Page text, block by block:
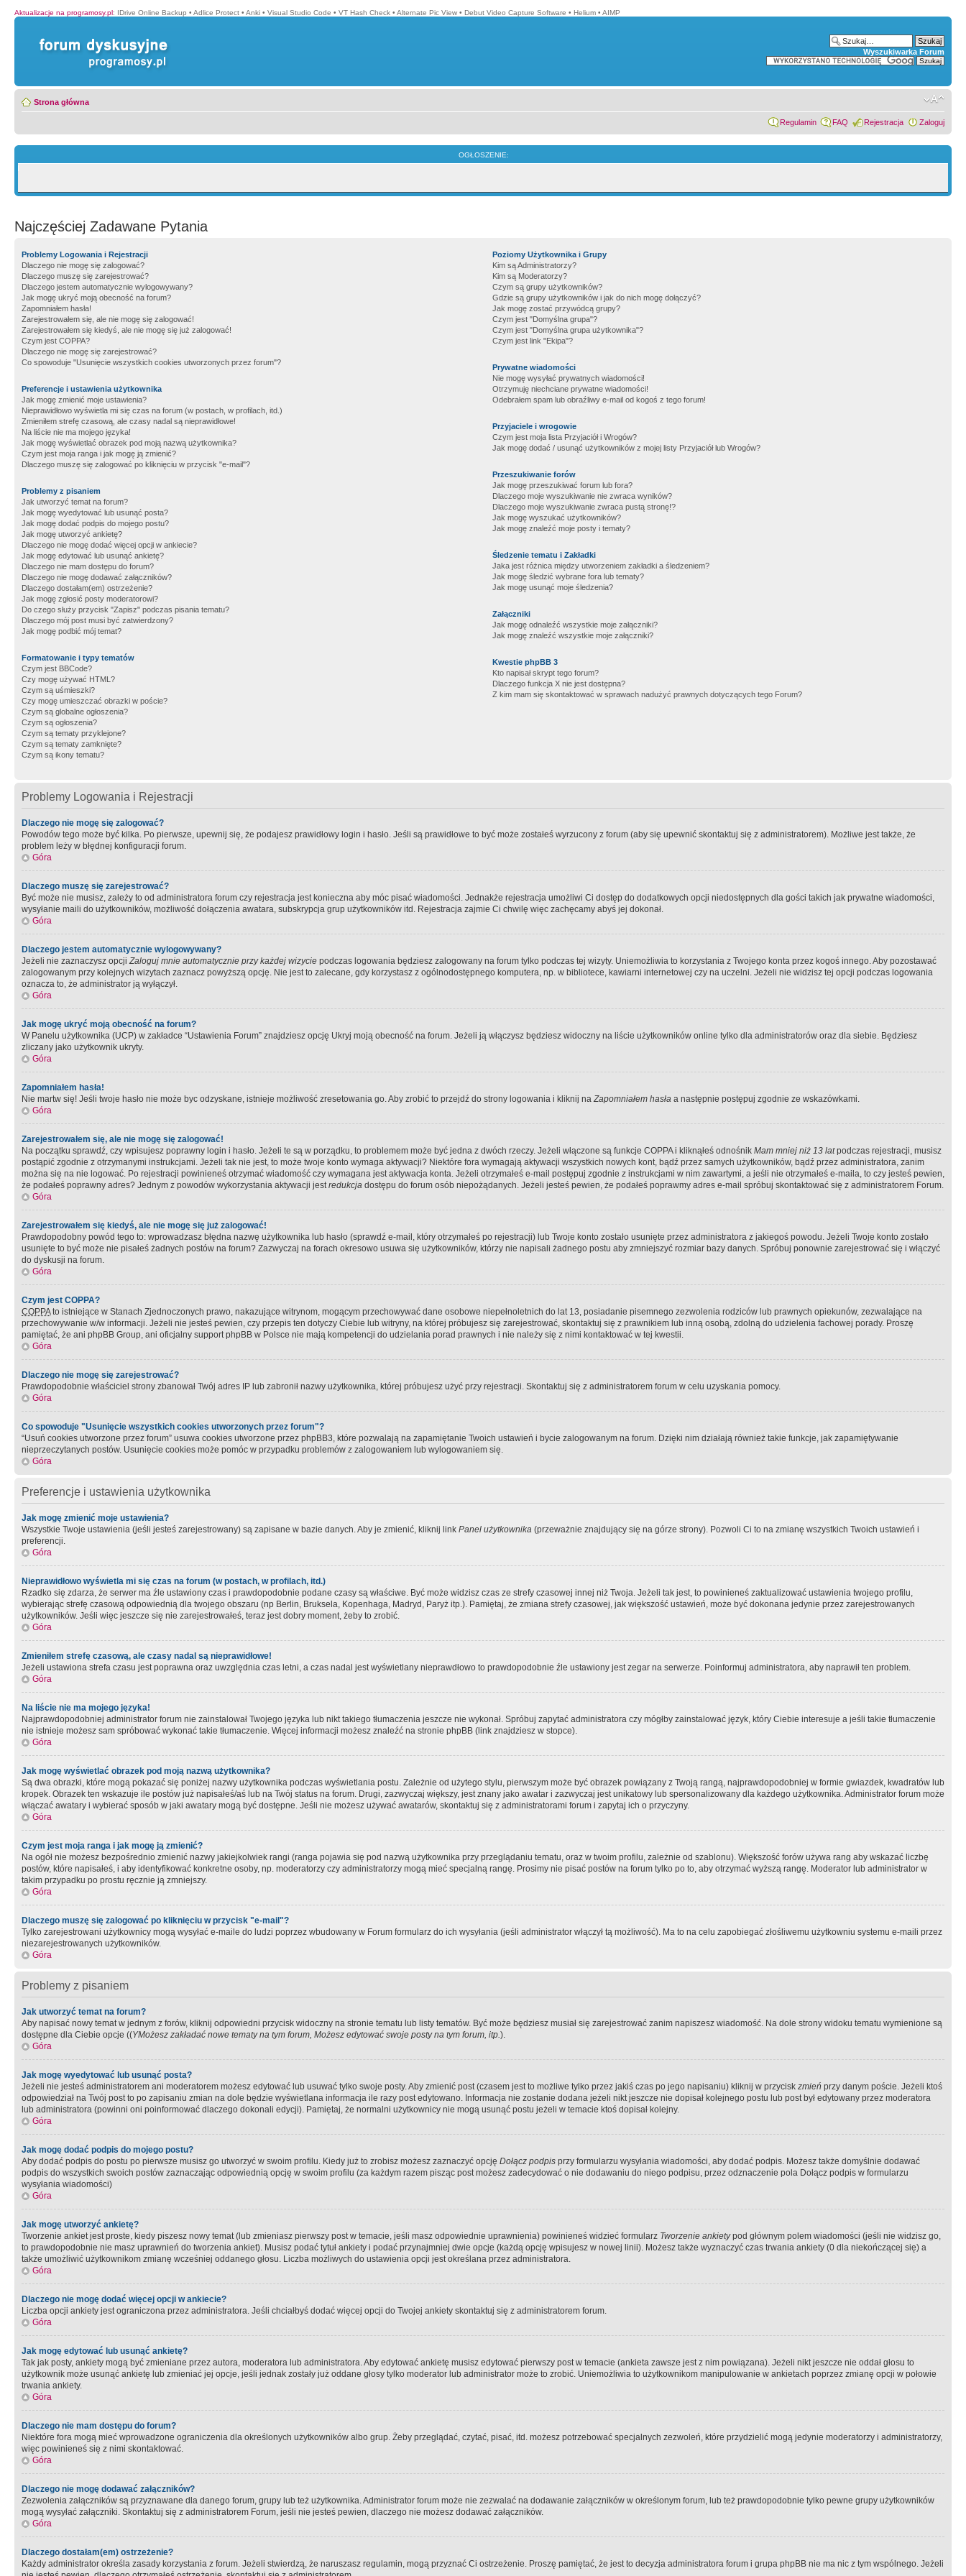
Aktualizacje na programosy.pl: IDrive Online Backup • Adlice Protect • Anki • Visual Studio Code • VT Hash Check • Alternate Pic View • Debut Video Capture Software • Helium • AIMP
Wyszukiwarka Forum
Strona główna
Regulamin FAQ Rejestracja Zaloguj
OGŁOSZENIE:
Najczęściej Zadawane Pytania
Problemy Logowania i Rejestracji
Dlaczego nie mogę się zalogować?
Dlaczego muszę się zarejestrować?
Dlaczego jestem automatycznie wylogowywany?
Jak mogę ukryć moją obecność na forum?
Zapomniałem hasła!
Zarejestrowałem się, ale nie mogę się zalogować!
Zarejestrowałem się kiedyś, ale nie mogę się już zalogować!
Czym jest COPPA?
Dlaczego nie mogę się zarejestrować?
Co spowoduje "Usunięcie wszystkich cookies utworzonych przez forum"?
Preferencje i ustawienia użytkownika
Jak mogę zmienić moje ustawienia?
Nieprawidłowo wyświetla mi się czas na forum (w postach, w profilach, itd.)
Zmieniłem strefę czasową, ale czasy nadal są nieprawidłowe!
Na liście nie ma mojego języka!
Jak mogę wyświetlać obrazek pod moją nazwą użytkownika?
Czym jest moja ranga i jak mogę ją zmienić?
Dlaczego muszę się zalogować po kliknięciu w przycisk "e-mail"?
Problemy z pisaniem
Jak utworzyć temat na forum?
Jak mogę wyedytować lub usunąć posta?
Jak mogę dodać podpis do mojego postu?
Jak mogę utworzyć ankietę?
Dlaczego nie mogę dodać więcej opcji w ankiecie?
Jak mogę edytować lub usunąć ankietę?
Dlaczego nie mam dostępu do forum?
Dlaczego nie mogę dodawać załączników?
Dlaczego dostałam(em) ostrzeżenie?
Jak mogę zgłosić posty moderatorowi?
Do czego służy przycisk "Zapisz" podczas pisania tematu?
Dlaczego mój post musi być zatwierdzony?
Jak mogę podbić mój temat?
Formatowanie i typy tematów
Czym jest BBCode?
Czy mogę używać HTML?
Czym są uśmieszki?
Czy mogę umieszczać obrazki w poście?
Czym są globalne ogłoszenia?
Czym są ogłoszenia?
Czym są tematy przyklejone?
Czym są tematy zamknięte?
Czym są ikony tematu?
Poziomy Użytkownika i Grupy
Kim są Administratorzy?
Kim są Moderatorzy?
Czym są grupy użytkowników?
Gdzie są grupy użytkowników i jak do nich mogę dołączyć?
Jak mogę zostać przywódcą grupy?
Czym jest "Domyślna grupa"?
Czym jest "Domyślna grupa użytkownika"?
Czym jest link "Ekipa"?
Prywatne wiadomości
Nie mogę wysyłać prywatnych wiadomości!
Otrzymuję niechciane prywatne wiadomości!
Odebrałem spam lub obraźliwy e-mail od kogoś z tego forum!
Przyjaciele i wrogowie
Czym jest moja lista Przyjaciół i Wrogów?
Jak mogę dodać / usunąć użytkowników z mojej listy Przyjaciół lub Wrogów?
Przeszukiwanie forów
Jak mogę przeszukiwać forum lub fora?
Dlaczego moje wyszukiwanie nie zwraca wyników?
Dlaczego moje wyszukiwanie zwraca pustą stronę!?
Jak mogę wyszukać użytkowników?
Jak mogę znaleźć moje posty i tematy?
Śledzenie tematu i Zakładki
Jaka jest różnica między utworzeniem zakładki a śledzeniem?
Jak mogę śledzić wybrane fora lub tematy?
Jak mogę usunąć moje śledzenia?
Załączniki
Jak mogę odnaleźć wszystkie moje załączniki?
Jak mogę znaleźć wszystkie moje załączniki?
Kwestie phpBB 3
Kto napisał skrypt tego forum?
Dlaczego funkcja X nie jest dostępna?
Z kim mam się skontaktować w sprawach nadużyć prawnych dotyczących tego Forum?
Problemy Logowania i Rejestracji
Dlaczego nie mogę się zalogować?
Powodów tego może być kilka. Po pierwsze, upewnij się, że podajesz prawidłowy login i hasło. Jeśli są prawidłowe to być może zostałeś wyrzucony z forum (aby się upewnić skontaktuj się z administratorem). Możliwe jest także, że
problem leży w błędnej konfiguracji forum.
Góra
Dlaczego muszę się zarejestrować?
Być może nie musisz, zależy to od administratora forum czy rejestracja jest konieczna aby móc pisać wiadomości. Jednakże rejestracja umożliwi Ci dostęp do dodatkowych opcji niedostępnych dla gości takich jak prywatne wiadomości,
wysyłanie maili do użytkowników, możliwość dołączenia awatara, subskrypcja grup użytkowników itd. Rejestracja zajmie Ci chwilę więc zachęcamy abyś jej dokonał.
Góra
Dlaczego jestem automatycznie wylogowywany?
Jeżeli nie zaznaczysz opcjiZaloguj mnie automatycznie przy każdej wizycie podczas logowania będziesz zalogowany na forum tylko podczas tej wizyty. Uniemożliwia to korzystania z Twojego konta przez kogoś innego. Aby pozostawać
zalogowanym przy kolejnych wizytach zaznacz powyższą opcję. Nie jest to zalecane, gdy korzystasz z ogólnodostępnego komputera, np. w bibliotece, kawiarni internetowej czy na uczelni. Jeżeli nie widzisz tej opcji podczas logowania
oznacza to, że administrator ją wyłączył.
Góra
Jak mogę ukryć moją obecność na forum?
W Panelu użytkownika (UCP) w zakładce “Ustawienia Forum” znajdziesz opcję Ukryj moją obecność na forum. Jeżeli ją włączysz będziesz widoczny na liście użytkowników online tylko dla administratorów oraz dla siebie. Będziesz
zliczany jako użytkownik ukryty.
Góra
Zapomniałem hasła!
Nie martw się! Jeśli twoje hasło nie może byc odzyskane, istnieje możliwość zresetowania go. Aby zrobić to przejdź do strony logowania i kliknij naZapomniałem hasła a następnie postępuj zgodnie ze wskazówkami.
Góra
Zarejestrowałem się, ale nie mogę się zalogować!
Na początku sprawdź, czy wpisujesz poprawny login i hasło. Jeżeli te są w porządku, to problemem może być jedna z dwóch rzeczy. Jeżeli włączone są funkcje COPPA i kliknąłeś odnośnik Mam mniej niż 13 latpodczas rejestracji, musisz
postąpić zgodnie z otrzymanymi instrukcjami. Jeżeli tak nie jest, to może twoje konto wymaga aktywacji? Niektóre fora wymagają aktywacji wszystkich nowych kont, bądź przez samych użytkowników, bądź przez administratora, zanim
można się na nie logować. Po rejestracji powinieneś otrzymać wiadomość czy wymagana jest aktywacja konta. Jeżeli otrzymałeś e-mail postępuj zgodnie z instrukcjami w nim zawartymi, a jeśli nie otrzymałeś e-maila, to czy jesteś pewien,
że podałeś poprawny adres? Jednym z powodów wykorzystania aktywacji jestredukcja dostępu do forum osób niepożądanych. Jeżeli jesteś pewien, że podałeś poprawmy adres e-mail spróbuj skontaktować się z administratorem Forum.
Góra
Zarejestrowałem się kiedyś, ale nie mogę się już zalogować!
Prawdopodobny powód tego to: wprowadzasz błędna nazwę użytkownika lub hasło (sprawdź e-mail, który otrzymałeś po rejestracji) lub Twoje konto zostało usunięte przez administratora z jakiegoś powodu. Jeżeli Twoje konto zostało
usunięte to być może nie pisałeś żadnych postów na forum? Zazwyczaj na forach okresowo usuwa się użytkowników, którzy nie napisali żadnego postu aby zmniejszyć rozmiar bazy danych. Spróbuj ponownie zarejestrować się i włączyć
do dyskusji na forum.
Góra
Czym jest COPPA?
COPPAto istniejące w Stanach Zjednoczonych prawo, nakazujące witrynom, mogącym przechowywać dane osobowe niepełnoletnich do lat 13, posiadanie pisemnego zezwolenia rodziców lub prawnych opiekunów, zezwalające na
przechowywanie w/w informacji. Jeżeli nie jesteś pewien, czy przepis ten dotyczy Ciebie lub witryny, na której próbujesz się zarejestrować, skontaktuj się z prawnikiem lub inną osobą, zdolną do udzielenia fachowej porady. Proszę
pamiętać, że ani phpBB Group, ani oficjalny support phpBB w Polsce nie mają kompetencji do udzielania porad prawnych i nie należy się z nimi kontaktować w tej kwestii.
Góra
Dlaczego nie mogę się zarejestrować?
Prawdopodobnie właściciel strony zbanował Twój adres IP lub zabronił nazwy użytkownika, której próbujesz użyć przy rejestracji. Skontaktuj się z administratorem forum w celu uzyskania pomocy.
Góra
Co spowoduje "Usunięcie wszystkich cookies utworzonych przez forum"?
“Usuń cookies utworzone przez forum” usuwa cookies utworzone przez phpBB3, które pozwalają na zapamiętanie Twoich ustawień i bycie zalogowanym na forum. Dzięki nim działają również takie funkcje, jak zapamiętywanie
nieprzeczytanych postów. Usunięcie cookies może pomóc w przypadku problemów z zalogowaniem lub wylogowaniem się.
Góra
Preferencje i ustawienia użytkownika
Jak mogę zmienić moje ustawienia?
Wszystkie Twoje ustawienia (jeśli jesteś zarejestrowany) są zapisane w bazie danych. Aby je zmienić, kliknij link Panel użytkownika (przeważnie znajdujący się na górze strony). Pozwoli Ci to na zmianę wszystkich Twoich ustawień i
preferencji.
Góra
Nieprawidłowo wyświetla mi się czas na forum (w postach, w profilach, itd.)
Rzadko się zdarza, że serwer ma źle ustawiony czas i prawdopodobnie podane czasy są właściwe. Być może widzisz czas ze strefy czasowej innej niż Twoja. Jeżeli tak jest, to powinieneś zaktualizować ustawienia twojego profilu,
wybierając strefę czasową odpowiednią dla twojego obszaru (np Berlin, Bruksela, Kopenhaga, Madryd, Paryż itp.). Pamiętaj, że zmiana strefy czasowej, jak większość ustawień, może być dokonana jedynie przez zarejestrowanych
użytkowników. Jeśli więc jeszcze się nie zarejestrowałeś, teraz jest dobry moment, żeby to zrobić.
Góra
Zmieniłem strefę czasową, ale czasy nadal są nieprawidłowe!
Jeżeli ustawiona strefa czasu jest poprawna oraz uwzględnia czas letni, a czas nadal jest wyświetlany nieprawdłowo to prawdopodobnie źle ustawiony jest zegar na serwerze. Poinformuj administratora, aby naprawił ten problem.
Góra
Na liście nie ma mojego języka!
Najprawdopodobniej administrator forum nie zainstalował Twojego języka lub nikt takiego tłumaczenia jeszcze nie wykonał. Spróbuj zapytać administratora czy mógłby zainstalować język, który Ciebie interesuje a jeśli takie tłumaczenie
nie istnieje możesz sam spróbować wykonać takie tłumaczenie. Więcej informacji możesz znaleźć na stronie phpBB (link znajdziesz w stopce).
Góra
Jak mogę wyświetlać obrazek pod moją nazwą użytkownika?
Są dwa obrazki, które mogą pokazać się poniżej nazwy użytkownika podczas wyświetlania postu. Zależnie od użytego stylu, pierwszym może być obrazek powiązany z Twoją rangą, najprawdopodobniej w formie gwiazdek, kwadratów lub
kropek. Obrazek ten wskazuje ile postów już napisałeś/aś lub na Twój status na forum. Drugi, zazwyczaj większy, jest znany jako awatar i zazwyczaj jest unikatowy lub spersonalizowany dla każdego użytkownika. Administrator forum może
włączać awatary i wybierać sposób w jaki awatary mogą być dostępne. Jeśli nie możesz używać awatarów, skontaktuj się z administratorami forum i zapytaj ich o przyczyny.
Góra
Czym jest moja ranga i jak mogę ją zmienić?
Na ogół nie możesz bezpośrednio zmienić nazwy jakiejkolwiek rangi (ranga pojawia się pod nazwą użytkownika przy przeglądaniu tematu, oraz w twoim profilu, zależnie od szablonu). Większość forów używa rang aby wskazać liczbę
postów, które napisałeś, i aby identyfikować konkretne osoby, np. moderatorzy czy administratorzy mogą mieć specjalną rangę. Prosimy nie pisać postów na forum tylko po to, aby otrzymać wyższą rangę. Moderator lub administrator w
takim przypadku po prostu ręcznie ją zmniejszy.
Góra
Dlaczego muszę się zalogować po kliknięciu w przycisk "e-mail"?
Tylko zarejestrowani użytkownicy mogą wysyłać e-maile do ludzi poprzez wbudowany w Forum formularz do ich wysyłania (jeśli administrator włączył tą możliwość). Ma to na celu zapobiegać złośliwemu użytkowniu systemu e-maili przez
niezarejestrowanych użytkowników.
Góra
Problemy z pisaniem
Jak utworzyć temat na forum?
Aby napisać nowy temat w jednym z forów, kliknij odpowiedni przycisk widoczny na stronie tematu lub listy tematów. Być może będziesz musiał się zarejestrować zanim napiszesz wiadomość. Na dole strony widoku tematu wymienione są
dostępne dla Ciebie opcje ((YMożesz zakładać nowe tematy na tym forum, Możesz edytować swoje posty na tym forum, itp.).
Góra
Jak mogę wyedytować lub usunąć posta?
Jeżeli nie jesteś administratorem ani moderatorem możesz edytować lub usuwać tylko swoje posty. Aby zmienić post (czasem jest to możliwe tylko przez jakiś czas po jego napisaniu) kliknij w przycisk zmień przy danym poście. Jeżeli ktoś
odpowiedział na Twój post to po zapisaniu zmian na dole będzie wyświetlana informacja ile razy post edytowano. Informacja nie zostanie dodana jeżeli nikt jeszcze nie dopisał kolejnego postu lub post był edytowany przez moderatora
lub administratora (powinni oni poinformować dlaczego dokonali edycji). Pamiętaj, że normalni użytkownicy nie mogą usunąć postu jeżeli w temacie ktoś dopisał kolejny.
Góra
Jak mogę dodać podpis do mojego postu?
Aby dodać podpis do postu po pierwsze musisz go utworzyć w swoim profilu. Kiedy już to zrobisz możesz zaznaczyć opcję Dołącz podpis przy formularzu wysyłania wiadomości, aby dodać podpis. Możesz także domyślnie dodawać
podpis do wszystkich swoich postów zaznaczając odpowiednią opcję w swoim profilu (za każdym razem pisząc post możesz zadecydować o nie dodawaniu do niego podpisu, przez odznaczenie pola Dołącz podpis w formularzu
wysyłania wiadomości)
Góra
Jak mogę utworzyć ankietę?
Tworzenie ankiet jest proste, kiedy piszesz nowy temat (lub zmieniasz pierwszy post w temacie, jeśli masz odpowiednie uprawnienia) powinieneś widzieć formularz Tworzenie ankietypod głównym polem wiadomości (jeśli nie widzisz go,
to prawdopodobnie nie masz uprawnień do tworzenia ankiet). Musisz podać tytuł ankiety i podać przynajmniej dwie opcje (każdą opcję wpisujesz w nowej linii). Możesz także wyznaczyć czas trwania ankiety (0 dla niekończącej się) a
także umożliwić użytkownikom zmianę wcześniej oddanego głosu. Liczba możliwych do ustawienia opcji jest określana przez administratora.
Góra
Dlaczego nie mogę dodać więcej opcji w ankiecie?
Liczba opcji ankiety jest ograniczona przez administratora. Jeśli chciałbyś dodać więcej opcji do Twojej ankiety skontaktuj się z administratorem forum.
Góra
Jak mogę edytować lub usunąć ankietę?
Tak jak posty, ankiety mogą być zmieniane przez autora, moderatora lub administratora. Aby edytować ankietę musisz edytować pierwszy post w temacie (ankieta zawsze jest z nim powiązana). Jeżeli nikt jeszcze nie oddał głosu to
użytkownik może usunąć ankietę lub zmieniać jej opcje, jeśli jednak zostały już oddane głosy tylko moderator lub administrator może to zrobić. Uniemożliwia to użytkownikom manipulowanie w ankietach poprzez zmianę opcji w połowie
trwania ankiety.
Góra
Dlaczego nie mam dostępu do forum?
Niektóre fora mogą mieć wprowadzone ograniczenia dla określonych użytkowników albo grup. Żeby przeglądać, czytać, pisać, itd. możesz potrzebować specjalnych zezwoleń, które przydzielić mogą jedynie moderatorzy i administratorzy,
więc powinieneś się z nimi skontaktować.
Góra
Dlaczego nie mogę dodawać załączników?
Zezwolenia załączników są przyznawane dla danego forum, grupy lub też użytkownika. Administrator forum może nie zezwalać na dodawanie załączników w określonym forum, lub też prawdopodobnie tylko pewne grupy użytkowników
mogą wysyłać załączniki. Skontaktuj się z administratorem Forum, jeśli nie jesteś pewien, dlaczego nie możesz dodawać załączników.
Góra
Dlaczego dostałam(em) ostrzeżenie?
Każdy administrator określa zasady korzystania z forum. Jeżeli stwierdzą, że naruszasz regulamin, mogą przyznać Ci ostrzeżenie. Proszę pamiętać, że jest to decyzja administratora forum i grupa phpBB nie ma nic z tym wspólnego. Jeżeli